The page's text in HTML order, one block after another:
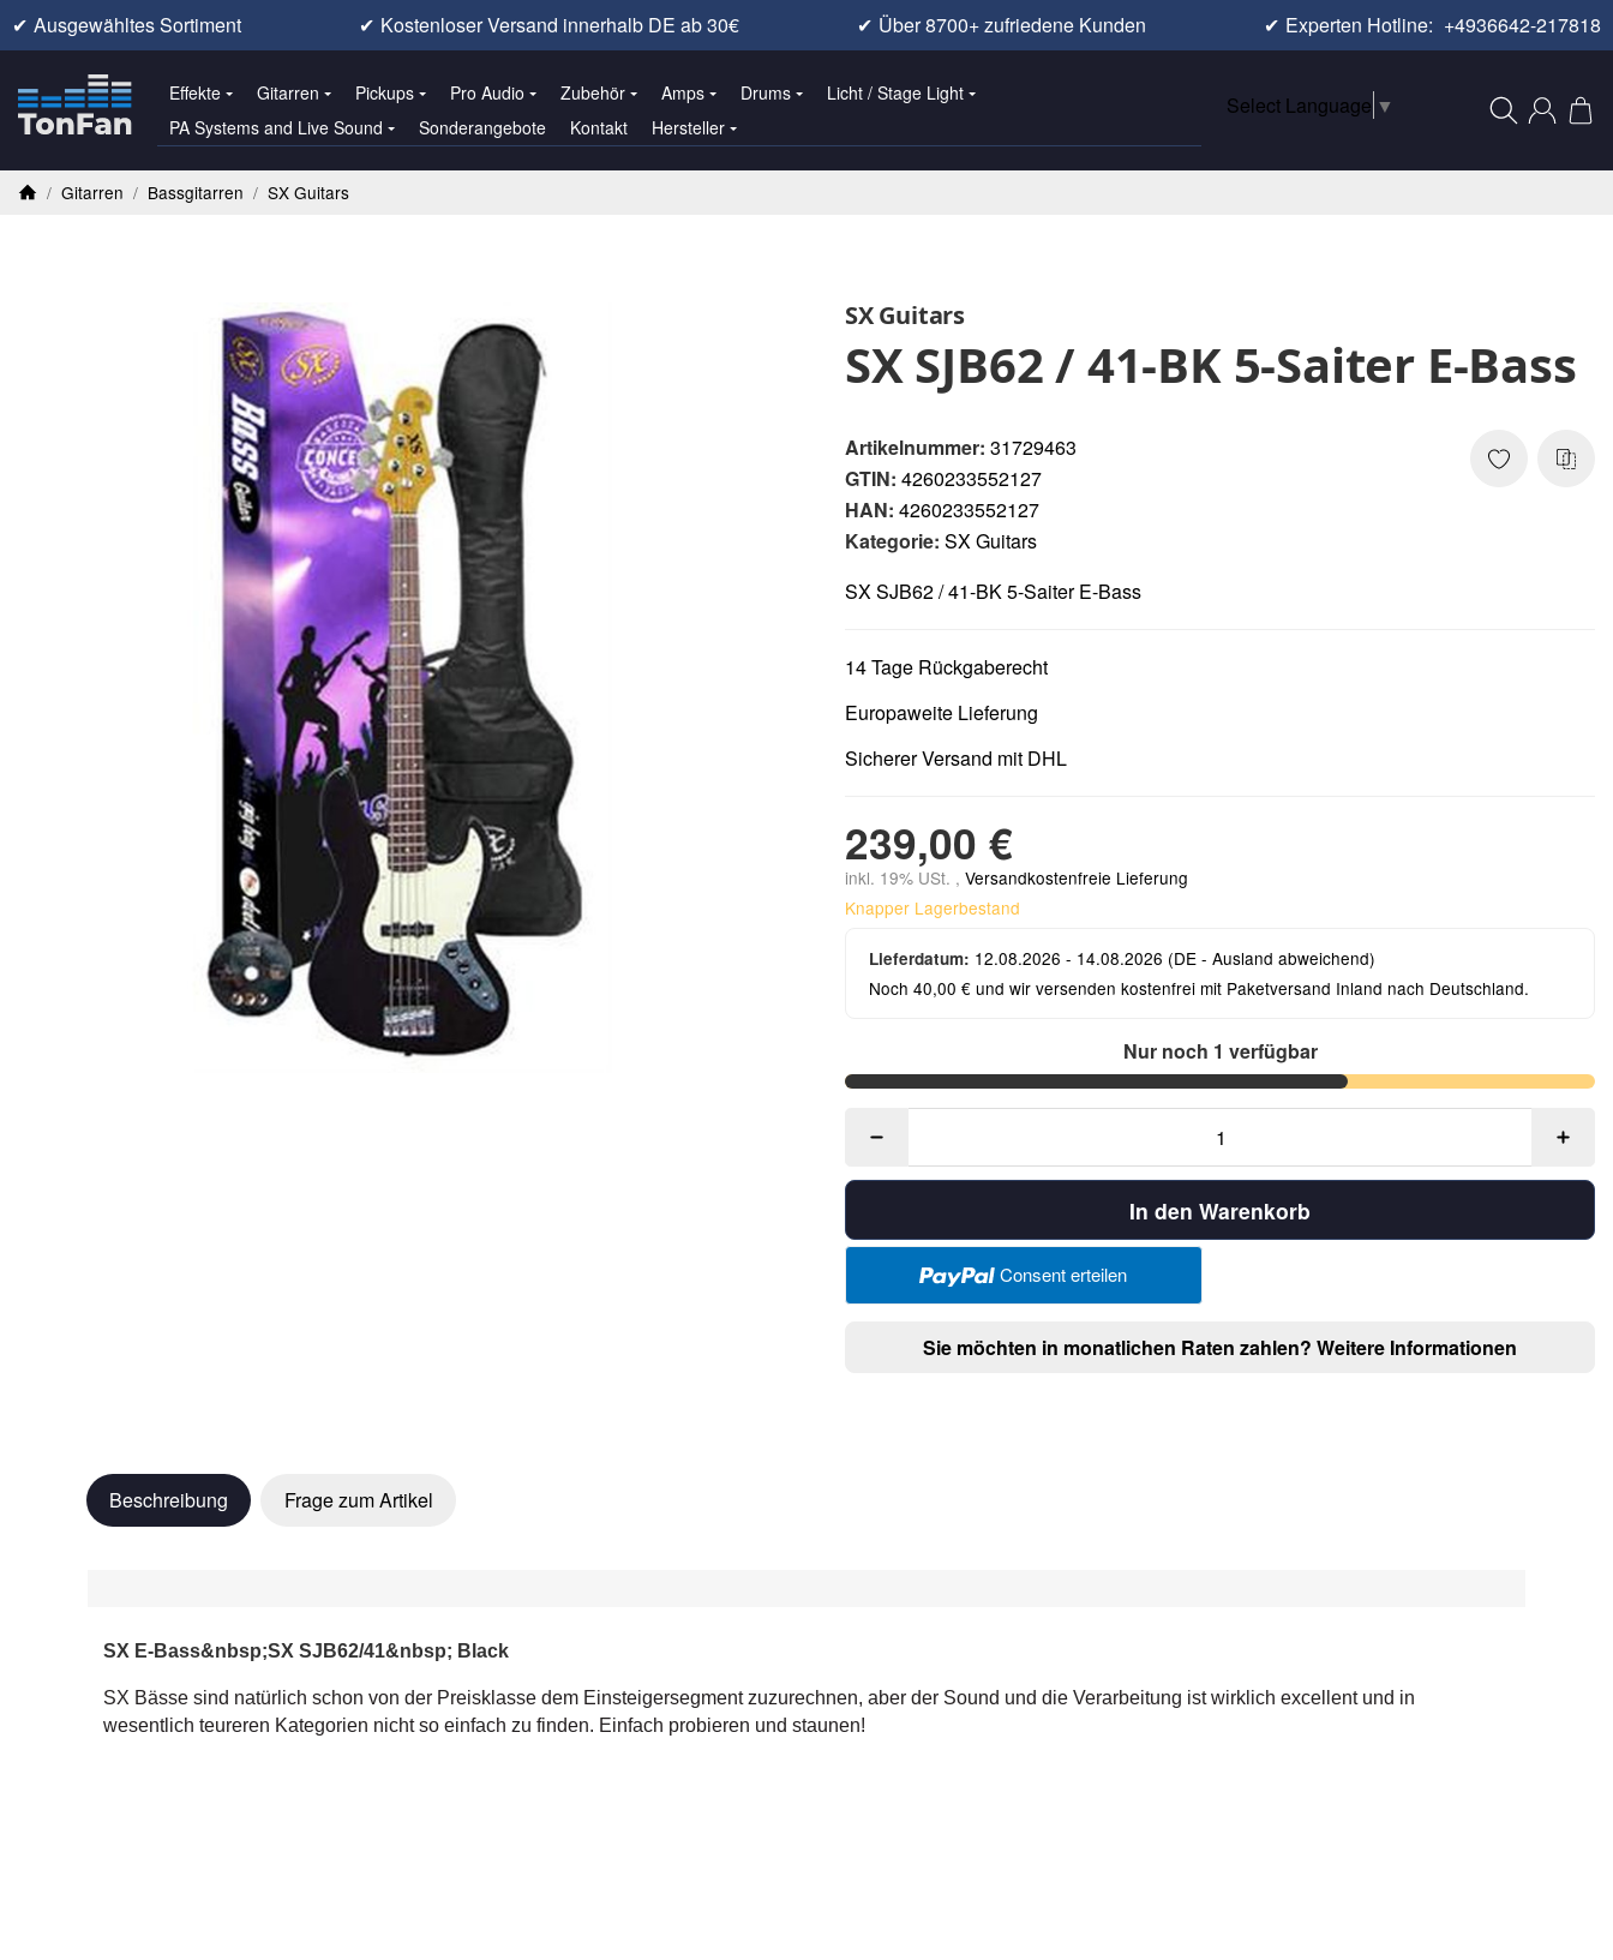
✔ Ausgewähltes Sortiment ✔ Kostenloser Versand innerhalb DE ab 30€ ✔ Über 8700+ zufriedene Kunden ✔ Experten Hotline: +4936642-217818
Effekte Gitarren Pickups Pro Audio Zubehör Amps Drums
Licht / Stage Light
PA Systems and Live Sound
Sonderangebote Kontakt Hersteller
Select Language ▼
/ Gitarren / Bassgitarren / SX Guitars
SX Guitars
SX SJB62 / 41-BK 5-Saiter E-Bass
Artikelnummer: 31729463
GTIN: 4260233552127
HAN: 4260233552127
Kategorie: SX Guitars
SX SJB62 / 41-BK 5-Saiter E-Bass
14 Tage Rückgaberecht
Europaweite Lieferung
Sicherer Versand mit DHL
239,00 €
inkl. 19% USt. , Versandkostenfreie Lieferung
Knapper Lagerbestand
Lieferdatum: 12.08.2026 - 14.08.2026 (DE - Ausland abweichend)
Noch 40,00 € und wir versenden kostenfrei mit Paketversand Inland nach Deutschland.
Nur noch 1 verfügbar
In den Warenkorb
Consent erteilen
Sie möchten in monatlichen Raten zahlen? Weitere Informationen
Beschreibung Frage zum Artikel
SX E-Bass&nbsp;SX SJB62/41&nbsp; Black
SX Bässe sind natürlich schon von der Preisklasse dem Einsteigersegment zuzurechnen, aber der Sound und die Verarbeitung ist wirklich excellent und in
wesentlich teureren Kategorien nicht so einfach zu finden. Einfach probieren und staunen!